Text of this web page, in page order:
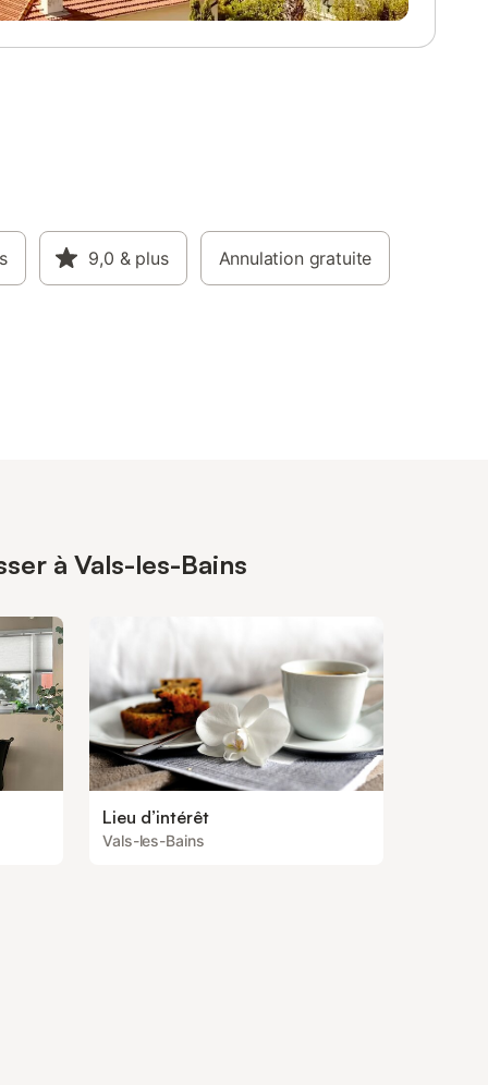
9,0 & plus Annulation gratuite
à Vals-les-Bains
Lieu d’intérêt
Vals-les-Bains